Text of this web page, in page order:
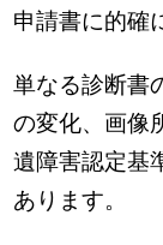
申請書に的確
単なる診断書
の変化、画像
遺障害認定基
あります。